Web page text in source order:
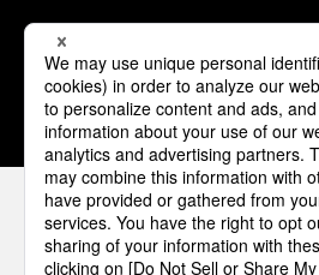
1 2 3 4
パナソニックの電気設備